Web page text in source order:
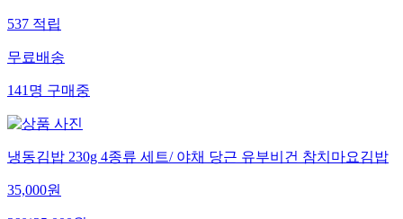
537적립
무료배송
141명구매중
냉동김밥 230g 4종류 세트/ 야채 당근 유부비건 참치마요김밥
35,000원